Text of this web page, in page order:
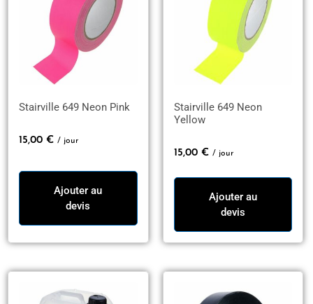
Stairville 649 Neon Pink
15,00 € / jour
Ajouter au
devis
Stairville 649 Neon
Yellow
15,00 € / jour
Ajouter au
devis